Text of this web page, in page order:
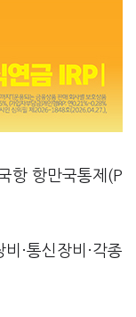
항 항만국통제(P
·통신장비·각종